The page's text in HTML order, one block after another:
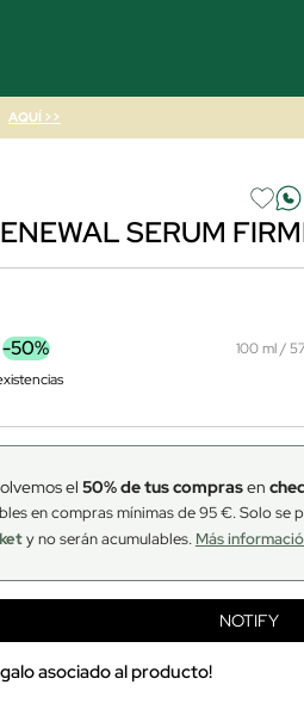
AQUÍ >>
SERUM
-50% 100 ml /
el 50% de tus comprasen
en compras mínimas de 95 €. Solo se
y no serán acumulables. Más
NOTIFY
asociado al producto!